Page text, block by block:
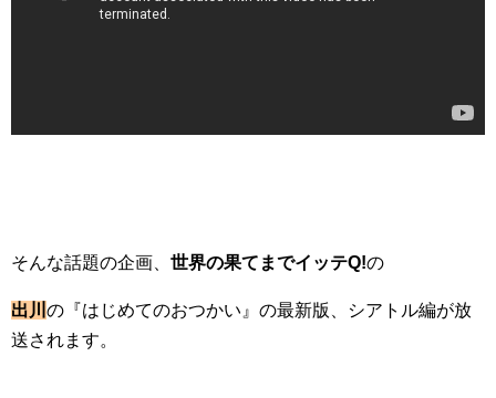
そんな話題の企画、 世界の果てまでイッテQ!の
出川 の『はじめてのおつかい』の最新版、シアトル編が放
送されます。